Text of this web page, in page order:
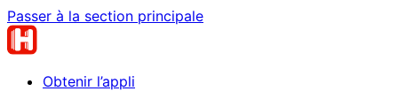
Passer à la section principale
Obtenir l’appli